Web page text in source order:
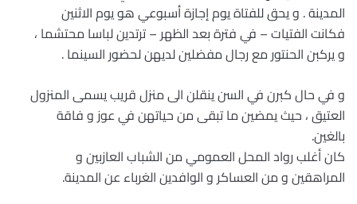
المدينة . و يحق للفتاة يوم إجازة أسبوعي هو يوم الاثنين
فكانت الفتيات – في فترة بعد الظهر – ترتدين لباسا محتشما ،
و يركبن الحنتور مع رجال مفضلين لديهن لحضور السينما .
و في حال كبرن في السن ينقلن الى منزل قريب يسمى المنزول
العتيق ، حيث يمضين ما تبقى من حياتهن في عوز و فاقة
بالغين.
كان أغلب رواد المحل العمومي من الشباب العازبين و
المراهقين و من العساكر و الوافدين الغرباء عن المدينة.